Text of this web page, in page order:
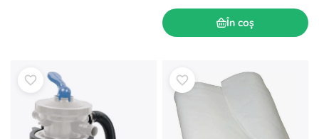
În coș